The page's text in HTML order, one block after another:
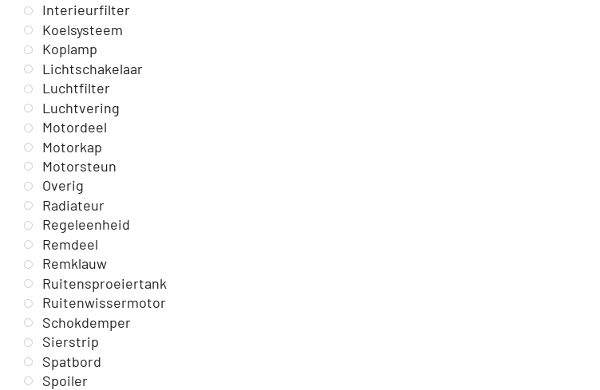
Interieurfilter
Koelsysteem
Koplamp
Lichtschakelaar
Luchtfilter
Luchtvering
Motordeel
Motorkap
Motorsteun
Overig
Radiateur
Regeleenheid
Remdeel
Remklauw
Ruitensproeiertank
Ruitenwissermotor
Schokdemper
Sierstrip
Spatbord
Spoiler